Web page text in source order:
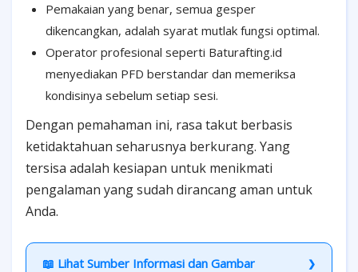
Pemakaian yang benar, semua gesper
dikencangkan, adalah syarat mutlak fungsi optimal.
Operator profesional seperti Baturafting.id
menyediakan PFD berstandar dan memeriksa
kondisinya sebelum setiap sesi.
Dengan pemahaman ini, rasa takut berbasis
ketidaktahuan seharusnya berkurang. Yang
tersisa adalah kesiapan untuk menikmati
pengalaman yang sudah dirancang aman untuk
Anda.
📖 Lihat Sumber Informasi dan Gambar